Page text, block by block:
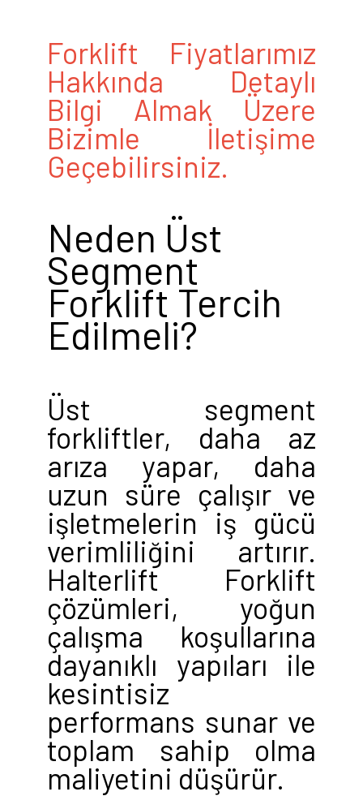
Forklift Fiyatlarımız
Hakkında Detaylı
Bilgi Almak Üzere
Bizimle İletişime
Geçebilirsiniz.
Neden Üst
Segment
Forklift Tercih
Edilmeli?
Üst segment
forkliftler, daha az
arıza yapar, daha
uzun süre çalışır ve
işletmelerin iş gücü
verimliliğini artırır.
Halterlift Forklift
çözümleri, yoğun
çalışma koşullarına
dayanıklı yapıları ile
kesintisiz
performans sunar ve
toplam sahip olma
maliyetini düşürür.